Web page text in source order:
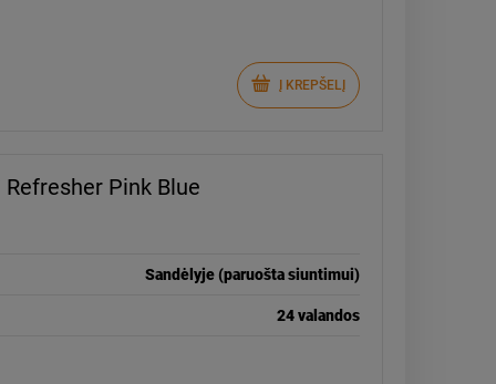
Į KREPŠELĮ
Refresher Pink Blue
Sandėlyje (paruošta siuntimui)
24 valandos